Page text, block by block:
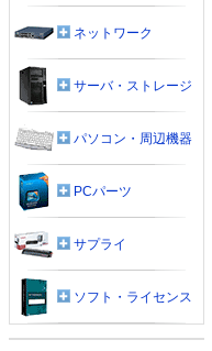
ネットワーク
サーバ・ストレージ
パソコン・周辺機器
PCパーツ
サプライ
ソフト・ライセンス